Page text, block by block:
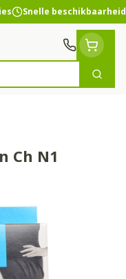
Snelle beschikbaarheid
Zoek
Ch N1